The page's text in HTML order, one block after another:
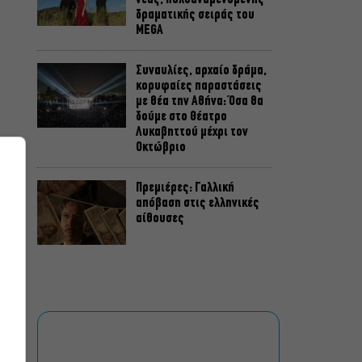
δραματικής σειράς του
MEGA
Συναυλίες, αρχαίο δράμα,
κορυφαίες παραστάσεις
με θέα την Αθήνα: Όσα θα
δούμε στο Θέατρο
Λυκαβηττού μέχρι τον
Οκτώβριο
Πρεμιέρες: Γαλλική
απόβαση στις ελληνικές
αίθουσες
από την Μπιενάλε